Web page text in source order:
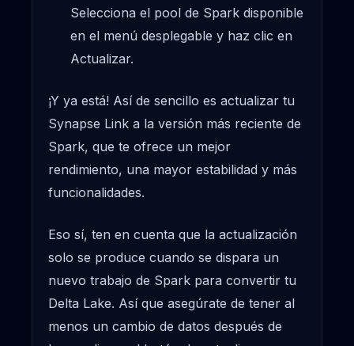
Selecciona el pool de Spark disponible
en el menú desplegable y haz clic en
Actualizar.
¡Y ya está! Así de sencillo es actualizar tu
Synapse Link a la versión más reciente de
Spark, que te ofrece un mejor
rendimiento, una mayor estabilidad y más
funcionalidades.
Eso sí, ten en cuenta que la actualización
solo se produce cuando se dispara un
nuevo trabajo de Spark para convertir tu
Delta Lake. Así que asegúrate de tener al
menos un cambio de datos después de